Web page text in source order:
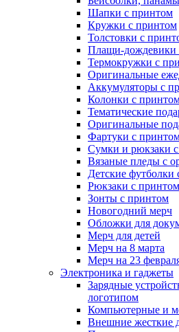
Шапки с принтом
Кружки с принтом
Толстовки с
Плащи-дождевики
Термокружки с
Оригинальные
Аккумуляторы с
Колонки с
Тематические
Оригинальные
Фартуки с
Сумки и рюкзаки
Вязаные пледы с
Детские футболки
Рюкзаки с принтом
Зонты с принтом
Новогодний мерч
Обложки для
Мерч для детей
Мерч на 8 марта
Мерч на 23
Электроника и гаджеты
Зарядные
логотипом
Компьютерные и
Внешние жесткие